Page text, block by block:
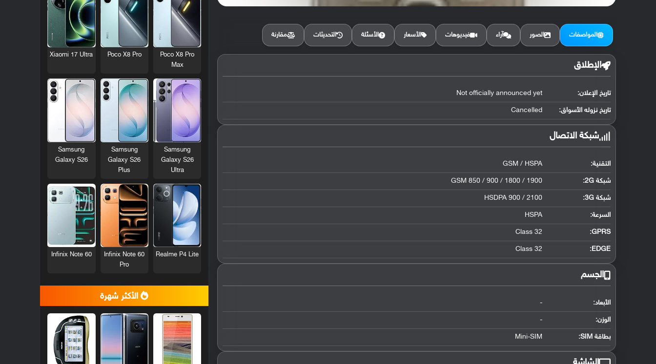
المواصفات الصور آراء فيديوهات الأسعار الأسئلة التحديثات مقارنة
الإطلاق
تاريخ الإعلان: Not officially announced yet
تاريخ نزوله الأسواق: Cancelled
شبكة الاتصال
التقنية: GSM / HSPA
شبكة 2G: GSM 850 / 900 / 1800 / 1900
شبكة 3G :
HSDPA 900 / 2100
السرعة: HSPA
GPRS:
Class 32
EDGE:
Class 32
الجسم
الأبعاد: -
الوزن: -
بطاقة SIM: Mini-SIM
Poco X8 Pro
Max
Poco X8 Pro
Xiaomi 17 Ultra
Samsung
Galaxy S26
Ultra
Samsung
Galaxy S26
Plus
Samsung
Galaxy S26
Realme P4 Lite
Infinix Note 60
Pro
Infinix Note 60
الأكثر شهرة